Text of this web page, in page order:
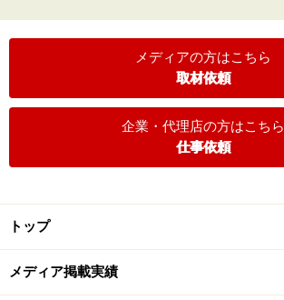
メディアの方はこちら
取材依頼
企業・代理店の方はこちら
仕事依頼
トップ
メディア掲載実績